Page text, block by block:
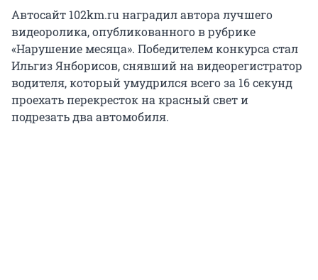
Автосайт 102km.ru наградил автора лучшего
видеоролика, опубликованного в рубрике
«Нарушение месяца». Победителем конкурса стал
Ильгиз Янборисов, снявший на видеорегистратор
водителя, который умудрился всего за 16 секунд
проехать перекресток на красный свет и
подрезать два автомобиля.